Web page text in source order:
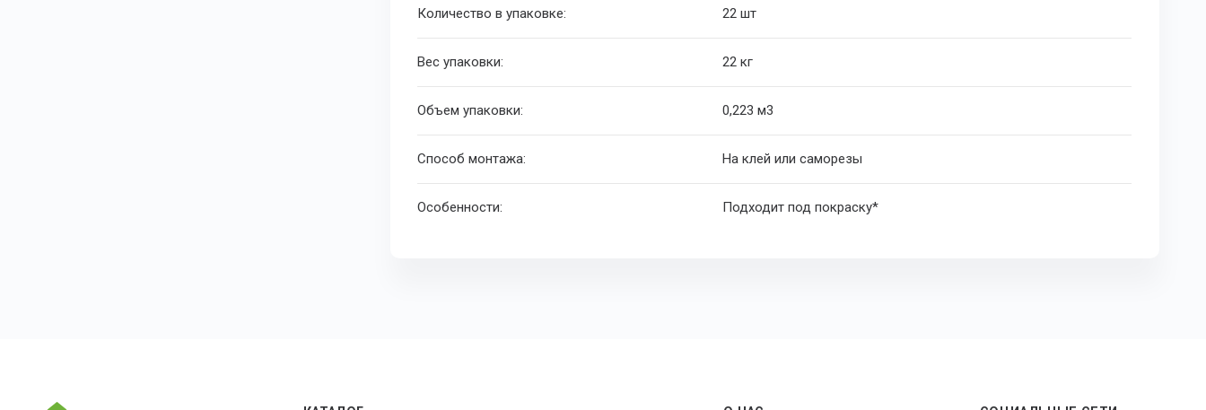
Количество в упаковке: 22 шт
Вес упаковки: 22 кг
Объем упаковки: 0,223 м3
Способ монтажа: На клей или саморезы
Особенности: Подходит под покраску*